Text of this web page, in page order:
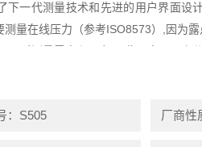
下一代测量技术和先进的用户界面设
测量在线压力（参考ISO8573）,因为露
：S505 厂商性